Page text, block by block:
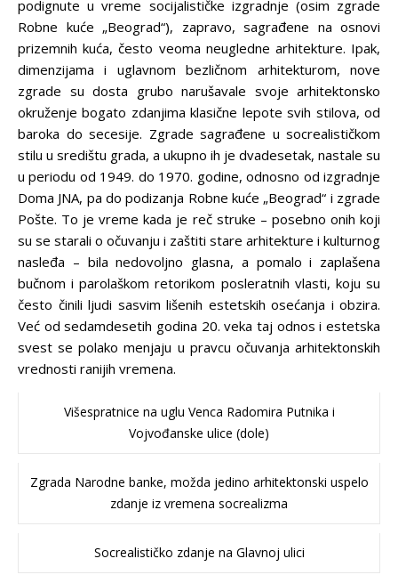
podignute u vreme socijalističke izgradnje (osim zgrade
Robne kuće „Beograd“), zapravo, sagrađene na osnovi
prizemnih kuća, često veoma neugledne arhitekture. Ipak,
dimenzijama i uglavnom bezličnom arhitekturom, nove
zgrade su dosta grubo narušavale svoje arhitektonsko
okruženje bogato zdanjima klasične lepote svih stilova, od
baroka do secesije. Zgrade sagrađene u socrealističkom
stilu u središtu grada, a ukupno ih je dvadesetak, nastale su
u periodu od 1949. do 1970. godine, odnosno od izgradnje
Doma JNA, pa do podizanja Robne kuće „Beograd“ i zgrade
Pošte. To je vreme kada je reč struke – posebno onih koji
su se starali o očuvanju i zaštiti stare arhitekture i kulturnog
nasleđa – bila nedovoljno glasna, a pomalo i zaplašena
bučnom i parolaškom retorikom posleratnih vlasti, koju su
često činili ljudi sasvim lišenih estetskih osećanja i obzira.
Već od sedamdesetih godina 20. veka taj odnos i estetska
svest se polako menjaju u pravcu očuvanja arhitektonskih
vrednosti ranijih vremena.
Višespratnice na uglu Venca Radomira Putnika i
Vojvođanske ulice (dole)
Zgrada Narodne banke, možda jedino arhitektonski uspelo
zdanje iz vremena socrealizma
Socrealističko zdanje na Glavnoj ulici